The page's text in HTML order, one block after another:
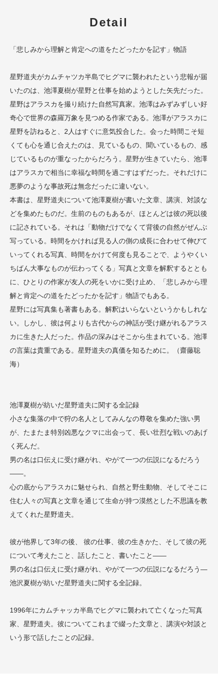
Detail
「悲しみから理解と肯定への道をたどったかを記す」物語
星野道夫がカムチャツカ半島でヒグマに襲われたという悲報が届
いたのは、池澤夏樹が星野と仕事を始めようとした矢先だった。
星野はアラスカを撮り続けた自然写真家。池澤はみずみずしい好
奇心で世界の森羅万象を見つめる作家である。池澤がアラスカに
星野を訪ねると、2人はすぐに意気投合した。会った時間こそ短
くても心を通じ合えたのは、見ているもの、聞いているもの、感
じているものが重なったからだろう。星野が生きていたら、池澤
はアラスカで相当に幸福な時間を過ごすはずだった。それだけに
悪夢のような事故死は無念だったに違いない。
本書は、星野道夫について池澤夏樹が書いた文章、講演、対談な
どを集めたものだ。生前のものもあるが、ほとんどは彼の死以後
に記されている。それは「動物だけでなくて背後の自然がぜんぶ
写っている。時間をかければ見る人の側の成長に合わせて伸びて
いってくれる写真、時間をかけて何度も見ることで、ようやくい
ちばん大事なものが伝わってくる」写真と文章を解釈するととも
に、ひとりの作家が友人の死をいかに受け止め、「悲しみから理
解と肯定への道をたどったかを記す」物語でもある。
星野には写真集も著書もある。解釈はいらないというかもしれな
い。しかし、彼は何よりも古代からの神話が受け継がれるアラス
カに生きた人だった。作品の深みはそこから生まれている。池澤
の言葉は貴重である。星野道夫の真価を知るために。（齋藤聡
海）
池澤夏樹が紡いだ星野道夫に関する全記録
小さな集落の中で狩の名人としてみんなの尊敬を集めた強い男
が、たまたま特別凶悪なクマに出会って、長い壮烈な戦いのあげ
く死んだ。
男の名は口伝えに受け継がれ、やがて一つの伝説になるだろう
――。
心の底からアラスカに魅せられ、自然と野生動物、そしてそこに
住む人々の写真と文章を通じて生命が持つ漠然とした不思議を教
えてくれた星野道夫。
彼が他界して3年の後、 彼の仕事、彼の生きかた、そして彼の死
について考えたこと、話したこと、書いたこと――
男の名は口伝えに受け継がれ、やがて一つの伝説になるだろう―
池沢夏樹が紡いだ星野道夫に関する全記録。
1996年にカムチャッカ半島でヒグマに襲われて亡くなった写真
家、星野道夫。彼についてこれまで綴った文章と、講演や対談と
いう形で話したことの記録。